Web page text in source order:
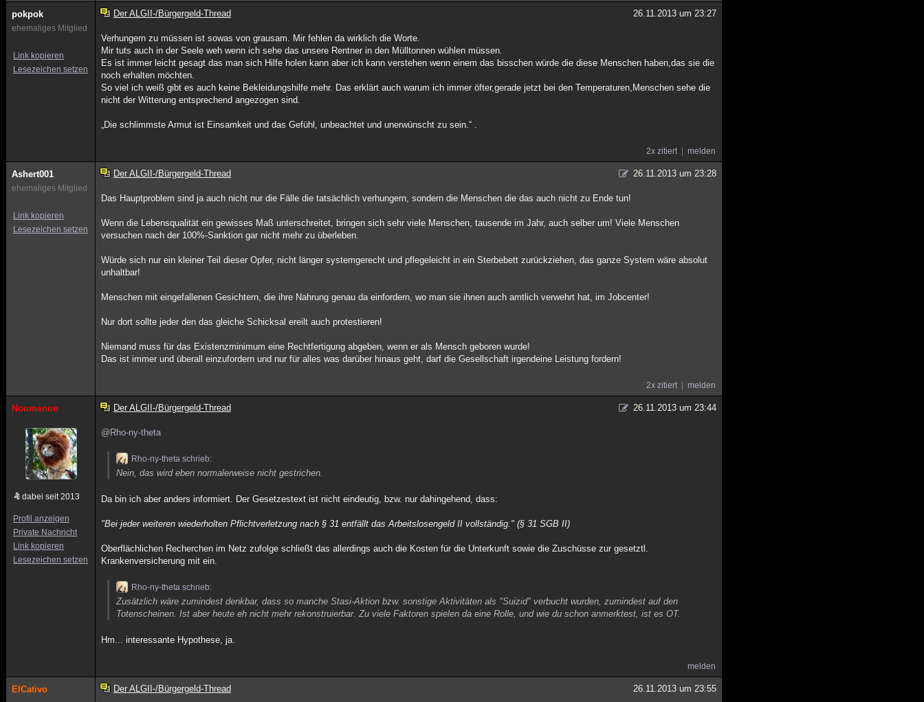
pokpok
ehemaliges Mitglied
Link kopieren
Lesezeichen setzen
Der ALGII-/Bürgergeld-Thread 26.11.2013 um 23:27
Verhungern zu müssen ist sowas von grausam. Mir fehlen da wirklich die Worte.
Mir tuts auch in der Seele weh wenn ich sehe das unsere Rentner in den Mülltonnen wühlen müssen.
Es ist immer leicht gesagt das man sich Hilfe holen kann aber ich kann verstehen wenn einem das bisschen würde die diese Menschen haben,das sie die
noch erhalten möchten.
So viel ich weiß gibt es auch keine Bekleidungshilfe mehr. Das erklärt auch warum ich immer öfter,gerade jetzt bei den Temperaturen,Menschen sehe die
nicht der Witterung entsprechend angezogen sind.
„Die schlimmste Armut ist Einsamkeit und das Gefühl, unbeachtet und unerwünscht zu sein.“ .
2x zitiert melden
Ashert001
ehemaliges Mitglied
Link kopieren
Lesezeichen setzen
Der ALGII-/Bürgergeld-Thread 26.11.2013 um 23:28
Das Hauptproblem sind ja auch nicht nur die Fälle die tatsächlich verhungern, sondern die Menschen die das auch nicht zu Ende tun!
Wenn die Lebensqualität ein gewisses Maß unterschreitet, bringen sich sehr viele Menschen, tausende im Jahr, auch selber um! Viele Menschen
versuchen nach der 100%-Sanktion gar nicht mehr zu überleben.
Würde sich nur ein kleiner Teil dieser Opfer, nicht länger systemgerecht und pflegeleicht in ein Sterbebett zurückziehen, das ganze System wäre absolut
unhaltbar!
Menschen mit eingefallenen Gesichtern, die ihre Nahrung genau da einfordern, wo man sie ihnen auch amtlich verwehrt hat, im Jobcenter!
Nur dort sollte jeder den das gleiche Schicksal ereilt auch protestieren!
Niemand muss für das Existenzminimum eine Rechtfertigung abgeben, wenn er als Mensch geboren wurde!
Das ist immer und überall einzufordern und nur für alles was darüber hinaus geht, darf die Gesellschaft irgendeine Leistung fordern!
2x zitiert melden
Noumenon
dabei seit 2013
Profil anzeigen
Private Nachricht
Link kopieren
Lesezeichen setzen
Der ALGII-/Bürgergeld-Thread 26.11.2013 um 23:44
@Rho-ny-theta
Rho-ny-theta schrieb:
Nein, das wird eben normalerweise nicht gestrichen.
Da bin ich aber anders informiert. Der Gesetzestext ist nicht eindeutig, bzw. nur dahingehend, dass:
"Bei jeder weiteren wiederholten Pflichtverletzung nach § 31 entfällt das Arbeitslosengeld II vollständig." (§ 31 SGB II)
Oberflächlichen Recherchen im Netz zufolge schließt das allerdings auch die Kosten für die Unterkunft sowie die Zuschüsse zur gesetztl.
Krankenversicherung mit ein.
Rho-ny-theta schrieb:
Zusätzlich wäre zumindest denkbar, dass so manche Stasi-Aktion bzw. sonstige Aktivitäten als "Suizid" verbucht wurden, zumindest auf den
Totenscheinen. Ist aber heute eh nicht mehr rekonstruierbar. Zu viele Faktoren spielen da eine Rolle, und wie du schon anmerktest, ist es OT.
Hm... interessante Hypothese, ja.
melden
ElCativo Der ALGII-/Bürgergeld-Thread 26.11.2013 um 23:55